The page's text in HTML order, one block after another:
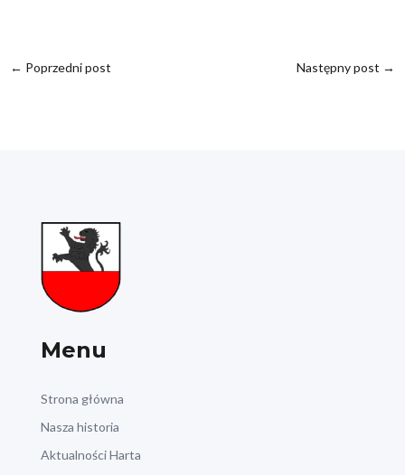
← Poprzedni post Następny post →
Menu
Strona główna
Nasza historia
Aktualności Harta